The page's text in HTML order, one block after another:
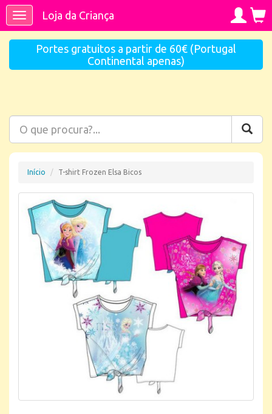
ToggleLoja da Criança
Portes gratuitos a partir de 60€ (Portugal
Continental apenas)
Início T-shirt Frozen Elsa Bicos